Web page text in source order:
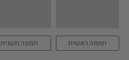
תמונה ראשית תמונה משנית